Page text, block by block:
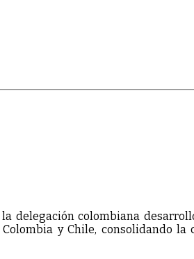
delegación colombiana
y Chile, consolidando la